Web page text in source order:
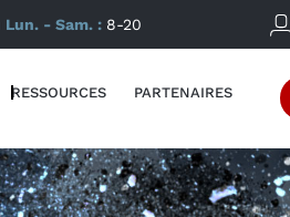
- Sam. : 8-20
RESSOURCES PARTENAIRES